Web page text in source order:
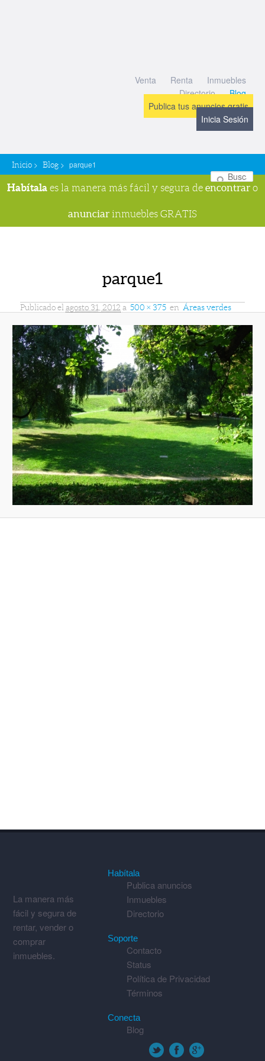
Venta Renta
Inmuebles
Directorio
Blog
Publica tus anuncios gratis
Inicia Sesión
Inicio > Blog > parque1
Habítala es la manera más fácil y segura de encontrar o
anunciar inmuebles GRATIS
parque1
Publicado el agosto 31, 2012 a 500 × 375 en Áreas verdes
La manera más
fácil y segura de
rentar, vender o
comprar
inmuebles.
Habítala
Publica anuncios
Inmuebles
Directorio
Soporte
Contacto
Status
Política de Privacidad
Términos
Conecta
Blog